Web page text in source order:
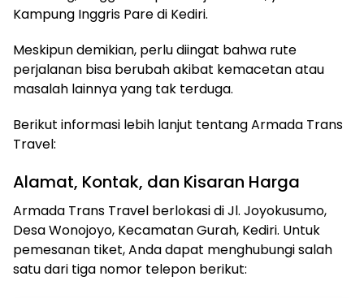
Kampung Inggris Pare di Kediri.
Meskipun demikian, perlu diingat bahwa rute
perjalanan bisa berubah akibat kemacetan atau
masalah lainnya yang tak terduga.
Berikut informasi lebih lanjut tentang Armada Trans
Travel:
Alamat, Kontak, dan Kisaran Harga
Armada Trans Travel berlokasi di Jl. Joyokusumo,
Desa Wonojoyo, Kecamatan Gurah, Kediri. Untuk
pemesanan tiket, Anda dapat menghubungi salah
satu dari tiga nomor telepon berikut: